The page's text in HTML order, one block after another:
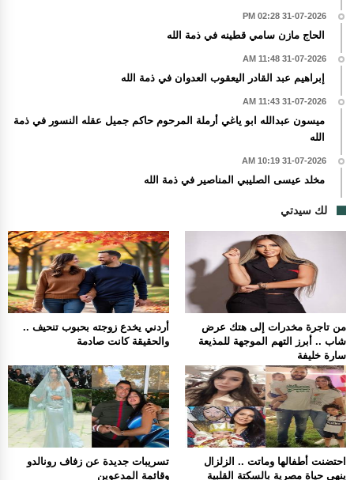
31-07-2026 02:28 PM
الحاج مازن سامي قطينه في ذمة الله
31-07-2026 11:48 AM
إبراهيم عبد القادر اليعقوب العدوان في ذمة الله
31-07-2026 11:43 AM
ميسون عبدالله ابو ياغي أرملة المرحوم حاكم جميل عقله النسور في ذمة
الله
31-07-2026 10:19 AM
مخلد عيسى الصليبي المناصير في ذمة الله
لك سيدتي
أردني يخدع زوجته بحبوب تنحيف ..
والحقيقة كانت صادمة
من تاجرة مخدرات إلى هتك عرض
شاب .. أبرز التهم الموجهة للمذيعة
سارة خليفة
تسريبات جديدة عن زفاف رونالدو
وقائمة المدعوين
احتضنت أطفالها وماتت .. الزلزال
ينهي حياة مصرية بالسكتة القلبية